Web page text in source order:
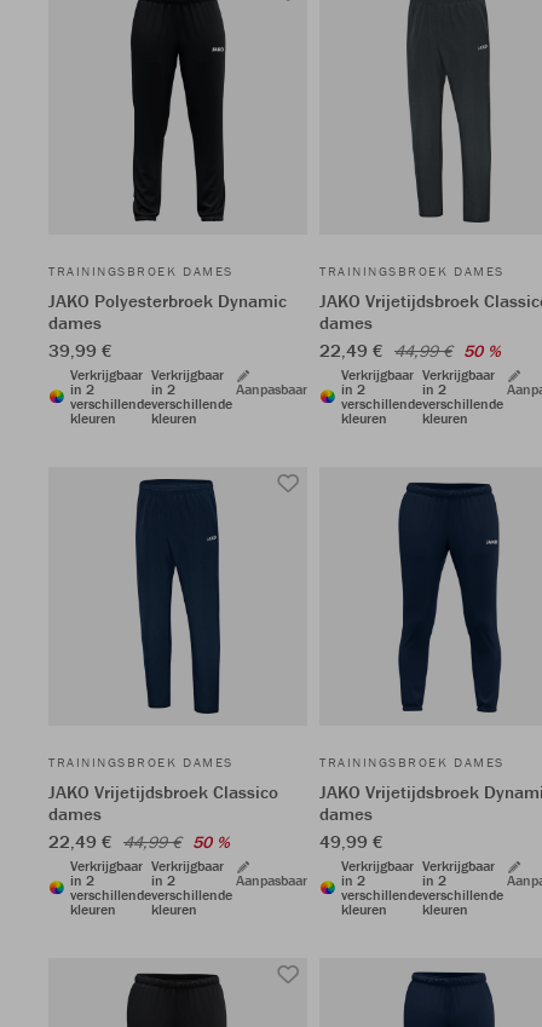
TRAININGSBROEK DAMES
JAKO Polyesterbroek Dynamic
dames
39,99 €
Verkrijgbaar
in 2
verschillende
kleuren
Verkrijgbaar
in 2
verschillende
kleuren
Aanpasbaar
TRAININGSBROEK DAMES
JAKO Vrijetijdsbroek
dames
22,49 € 44,99 € 50 %
Verkrijgbaar
in 2
verschillende
kleuren
Verkrijgbaar
in 2
verschillende
kleuren
TRAININGSBROEK DAMES
JAKO Vrijetijdsbroek Classico
dames
22,49 € 44,99 € 50 %
Verkrijgbaar
in 2
verschillende
kleuren
Verkrijgbaar
in 2
verschillende
kleuren
Aanpasbaar
TRAININGSBROEK DAMES
JAKO Vrijetijdsbroek
dames
49,99 €
Verkrijgbaar
in 2
verschillende
kleuren
Verkrijgbaar
in 2
verschillende
kleuren